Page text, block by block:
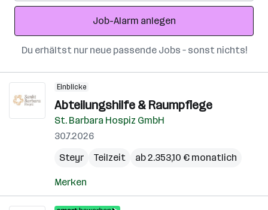
Adresse
Job-Alarm anlegen
Du erhältst nur neue passende Jobs – sonst nichts!
Einblicke
Abteilungshilfe & Raumpflege
St. Barbara Hospiz GmbH
30.7.2026
Steyr
Teilzeit ab 2.353,10 € monatlich
Merken